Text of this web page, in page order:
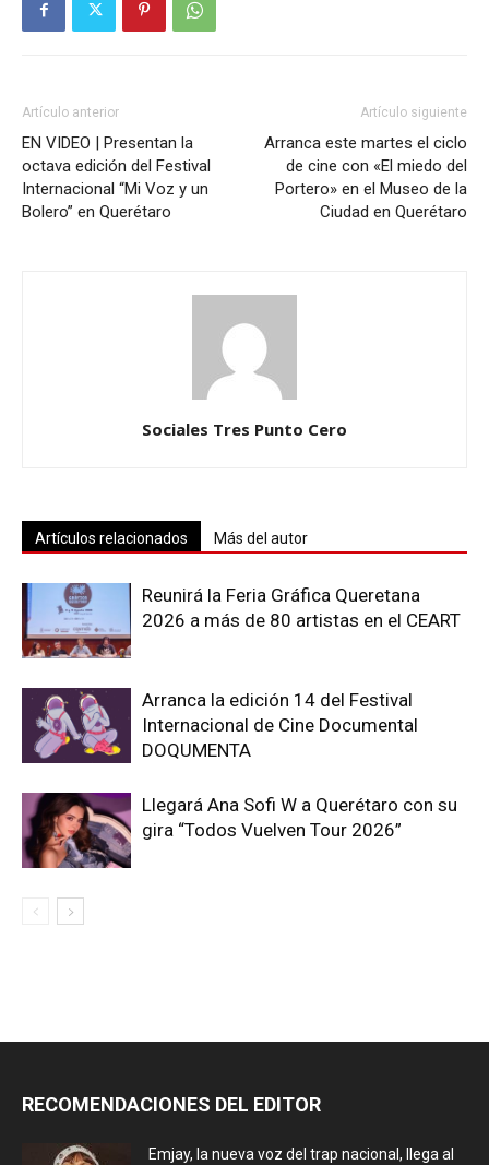
Artículo anterior
EN VIDEO | Presentan la
octava edición del Festival
Internacional “Mi Voz y un
Bolero” en Querétaro
Artículo siguiente
Arranca este martes el ciclo
de cine con «El miedo del
Portero» en el Museo de la
Ciudad en Querétaro
Sociales Tres Punto Cero
Artículos relacionados Más del autor
Reunirá la Feria Gráfica Queretana
2026 a más de 80 artistas en el CEART
Arranca la edición 14 del Festival
Internacional de Cine Documental
DOQUMENTA
Llegará Ana Sofi W a Querétaro con su
gira “Todos Vuelven Tour 2026”
RECOMENDACIONES DEL EDITOR
Emjay, la nueva voz del trap nacional, llega al